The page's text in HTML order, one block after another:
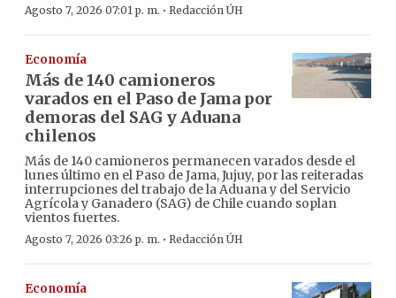
Agosto 7, 2026 07:01 p. m. · Redacción ÚH
Economía
Más de 140 camioneros
varados en el Paso de Jama por
demoras del SAG y Aduana
chilenos
Más de 140 camioneros permanecen varados desde el
lunes último en el Paso de Jama, Jujuy, por las reiteradas
interrupciones del trabajo de la Aduana y del Servicio
Agrícola y Ganadero (SAG) de Chile cuando soplan
vientos fuertes.
Agosto 7, 2026 03:26 p. m. · Redacción ÚH
Economía